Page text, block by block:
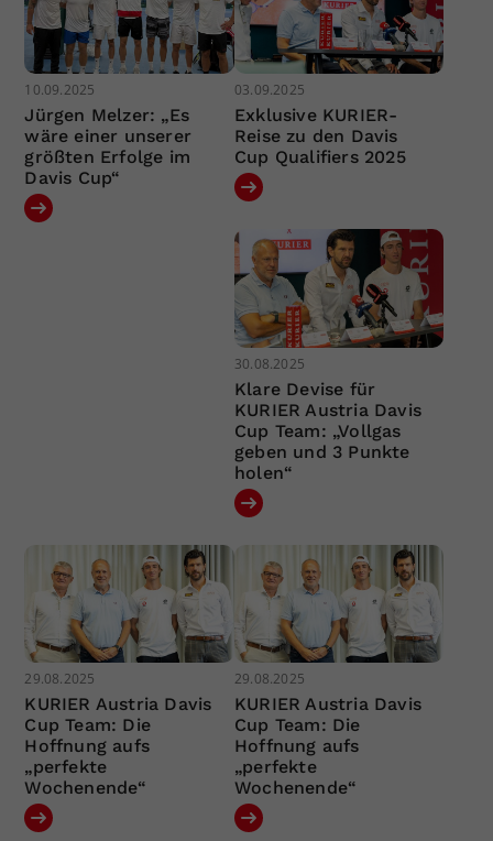
10.09.2025
Jürgen Melzer: „Es
wäre einer unserer
größten Erfolge im
Davis Cup“
03.09.2025
Exklusive KURIER-
Reise zu den Davis
Cup Qualifiers 2025
30.08.2025
Klare Devise für
KURIER Austria Davis
Cup Team: „Vollgas
geben und 3 Punkte
holen“
29.08.2025
KURIER Austria Davis
Cup Team: Die
Hoffnung aufs
„perfekte
Wochenende“
29.08.2025
KURIER Austria Davis
Cup Team: Die
Hoffnung aufs
„perfekte
Wochenende“